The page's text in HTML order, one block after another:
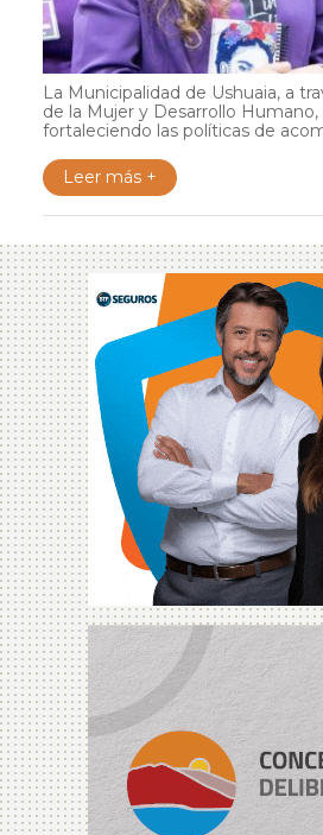
La Municipalidad de Ushuaia, a
de la Mujer y Desarrollo
fortaleciendo las políticas de
Leer más +